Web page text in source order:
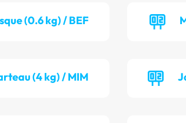
(0.6 kg) / BEF
(4 kg) / MIM